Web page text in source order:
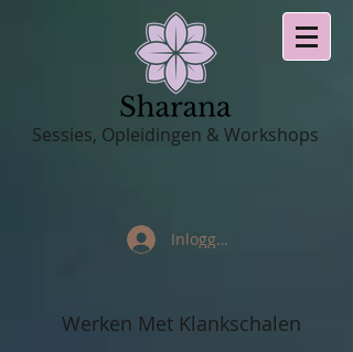
Sessies, Opleidingen & Workshops
Inloggen
Werken Met Klankschalen